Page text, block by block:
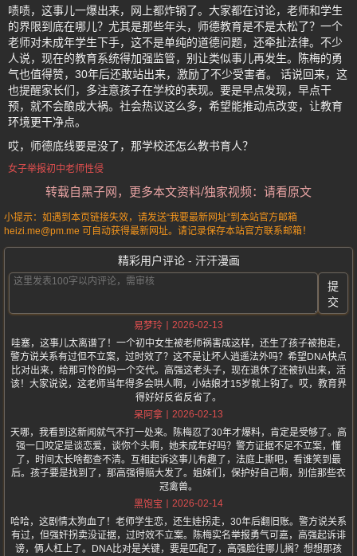
啧啧，这事儿一爆出来，网上都炸锅了。大家都在讨论，老师和学生
的界限到底在哪儿？尤其是那些年头，师德教育是不是太松了？一个
老师对未成年学生下手，这不是单纯的道德问题，还牵扯法律。不少
人说，现在的教育系统得加强监管，别让类似事儿再发生。陈梅的勇
气也值得赞，30年后还敢站出来，激励了不少受害者。 话说回来，这
也提醒家长们，多注意孩子在学校的表现。要是早点发现，早点干
预，就不会酿成大祸。社会热议这么多，希望能推动点改变，让教育
环境更干净点。
哎，师德底线要是没了，那学校还怎么教书育人？
女子举报初中老师性侵
转载自黑子网，更多本文资料/独家视频：请看原文
小提示：如遇到本页链接失效，请发送“我要最新网址”到本站官方邮箱
heizi.me@pm.me 可自动获得最新网址。请记录保存本站官方联系邮箱！
精彩用户评论 - 汗汗漫画
提
交
易梦玲
2026-02-13
哇塞，这事儿太离谱了！一个初中女生被老师祸害成这样，还生了孩子被抱走，
警方说关系有过但不立案，过时效了？这不是让坏人逍遥法外吗？希望DNA快点
比对出来，给那可怜的妈一个交代。高强这老头子，现在退休了还被扒出来，活
该！大家说说，这老师当年得多会哄人啊，小姑娘才15岁就上钩了。哎，教育界
得好好反省反省了。
呆阿拿
2026-02-13
天哪，我看到这新闻就气不打一处来。陈梅忍了30年才爆料，肯定是受够了。高
强一口咬定是谈恋爱，谈你个头啊，她未成年好吗？警方证据不足不立案，懂
了，时间太长啥都查不清。互相起诉这事儿有趣了，法庭上撕吧，看谁笑到最
后。孩子要是找到了，那高强得赔大发了。姐妹们，保护好自己啊，别信那些衣
冠禽兽。
黑饱宝
2026-02-14
哈哈，这剧情太狗血了！老师学生恋，还生娃拐走，30年后翻旧账。警方说关系
有过，但强奸拐卖没证据，过时效不立案。陈梅实名举报勇气可嘉，高强起诉诽
谤，俩人杠上了。DNA比对是关键，要是匹配了，高强脸往哪儿搁？想想那孩